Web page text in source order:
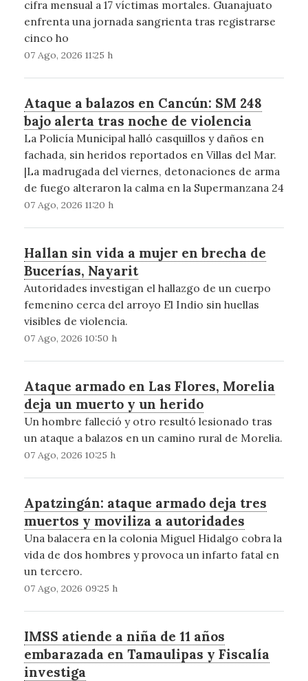
cifra mensual a 17 víctimas mortales. Guanajuato
enfrenta una jornada sangrienta tras registrarse
cinco ho
07 Ago, 2026 11:25 h
Ataque a balazos en Cancún: SM 248
bajo alerta tras noche de violencia
La Policía Municipal halló casquillos y daños en
fachada, sin heridos reportados en Villas del Mar.
|La madrugada del viernes, detonaciones de arma
de fuego alteraron la calma en la Supermanzana 24
07 Ago, 2026 11:20 h
Hallan sin vida a mujer en brecha de
Bucerías, Nayarit
Autoridades investigan el hallazgo de un cuerpo
femenino cerca del arroyo El Indio sin huellas
visibles de violencia.
07 Ago, 2026 10:50 h
Ataque armado en Las Flores, Morelia
deja un muerto y un herido
Un hombre falleció y otro resultó lesionado tras
un ataque a balazos en un camino rural de Morelia.
07 Ago, 2026 10:25 h
Apatzingán: ataque armado deja tres
muertos y moviliza a autoridades
Una balacera en la colonia Miguel Hidalgo cobra la
vida de dos hombres y provoca un infarto fatal en
un tercero.
07 Ago, 2026 09:25 h
IMSS atiende a niña de 11 años
embarazada en Tamaulipas y Fiscalía
investiga